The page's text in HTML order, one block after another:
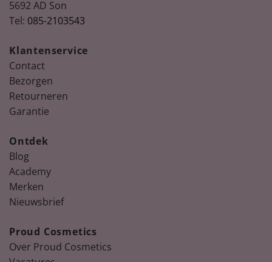
5692 AD Son
Tel: 085-2103543
Klantenservice
Contact
Bezorgen
Retourneren
Garantie
Ontdek
Blog
Academy
Merken
Nieuwsbrief
Proud Cosmetics
Over Proud Cosmetics